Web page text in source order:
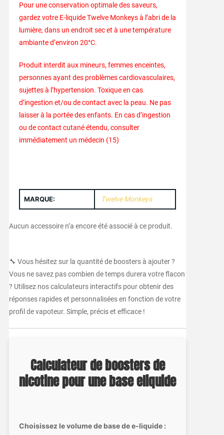
Pour une conservation optimale des saveurs,
gardez votre E-liquide Twelve Monkeys à l’abri de la
lumière, dans un endroit sec et à une température
ambiante d’environ 20°C.
Produit interdit aux mineurs, femmes enceintes,
personnes ayant des problèmes cardiovasculaires,
sujettes à l’hypertension. Toxique en cas
d’ingestion et/ou de contact avec la peau. Ne pas
laisser à la portée des enfants. En cas d’ingestion
ou de contact cutané étendu, consulter
immédiatement un médecin (15)
MARQUE: Twelve Monkeys
Aucun accessoire n’a encore été associé à ce produit.
🔧 Vous hésitez sur la quantité de boosters à ajouter ?
Vous ne savez pas combien de temps durera votre flacon
? Utilisez nos calculateurs interactifs pour obtenir des
réponses rapides et personnalisées en fonction de votre
profil de vapoteur. Simple, précis et efficace !
Calculateur de boosters de
nicotine pour une base eliquide
Choisissez le volume de base de e-liquide :